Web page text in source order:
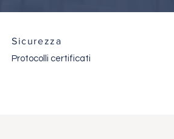
Sicurezza
Protocolli certificati